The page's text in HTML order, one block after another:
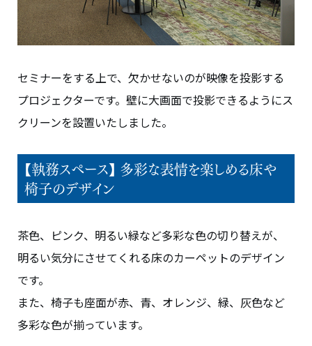
セミナーをする上で、欠かせないのが映像を投影する
プロジェクターです。壁に大画面で投影できるようにス
クリーンを設置いたしました。
【執務スペース】 多彩な表情を楽しめる床や
椅子のデザイン
茶色、ピンク、明るい緑など多彩な色の切り替えが、
明るい気分にさせてくれる床のカーペットのデザイン
です。
また、椅子も座面が赤、青、オレンジ、緑、灰色など
多彩な色が揃っています。